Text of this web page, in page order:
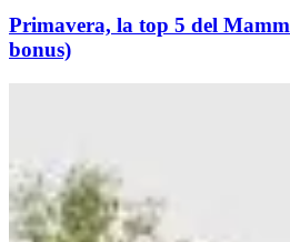
Primavera, la top 5 del
bonus)